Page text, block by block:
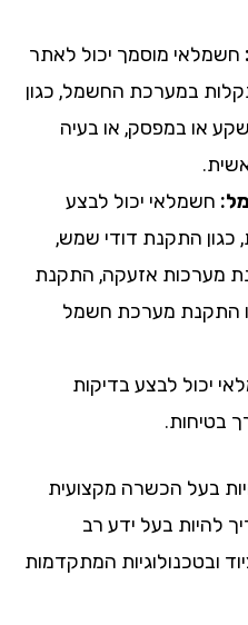
מוסמך יכול לאתר
במערכת החשמל, כגון
במפסק, או בעיה
יכול לבצע
התקנת דודי שמש,
אזעקה, התקנת
מערכת חשמל
לבצע בדיקות
הכשרה מקצועית
בעל ידע רב
המתקדמות